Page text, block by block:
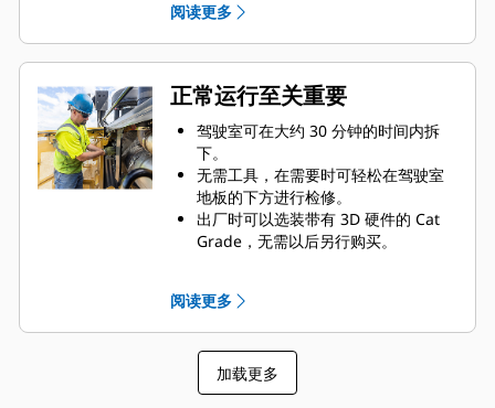
默认配置文件，也可以针对不同的作
业或多个操作员来自定义配置文件。
您可以使用操作员 ID 来保存自定义的
触摸屏设置、机器设置，以及使用
Product Link 来跟踪各操作员的工作
效率、安全意识，确定是否需要进行
培训。
机器安全系统 – 密码功能要求操作员
输入 ID 来启动机器，从而防止机器被
盗以及未经授权的操作。
阅读更多
正常运行至关重要
驾驶室可在大约 30 分钟的时间内拆
下。
无需工具，在需要时可轻松在驾驶室
地板的下方进行检修。
出厂时可以选装带有 3D 硬件的 Cat
Grade，无需以后另行购买。
通话的时间。
将安全放在第一位，通过额外的摄像
头选件来改善机器周围的视野。
平台带有护栏，加油或接近其他维护
保养点时更加安全。
阅读更多
加载更多